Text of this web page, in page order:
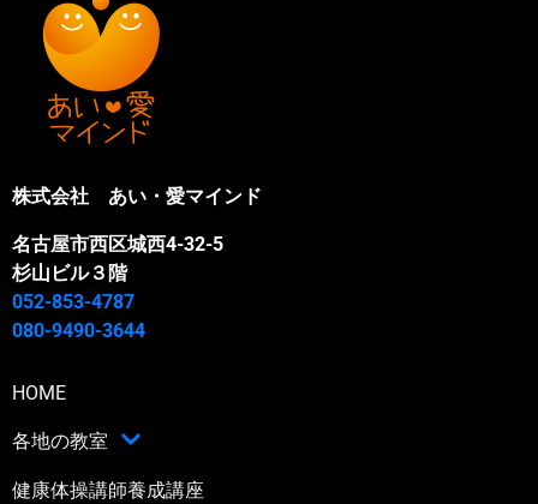
株式会社 あい・愛マインド
名古屋市西区城西4-32-5
杉山ビル３階
052-853-4787
080-9490-3644
HOME
各地の教室
健康体操講師養成講座